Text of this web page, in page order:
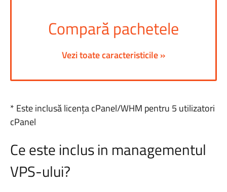
Compară pachetele
Vezi toate caracteristicile »
* Este inclusă licența cPanel/WHM pentru 5 utilizatori
cPanel
Ce este inclus in managementul
VPS-ului?